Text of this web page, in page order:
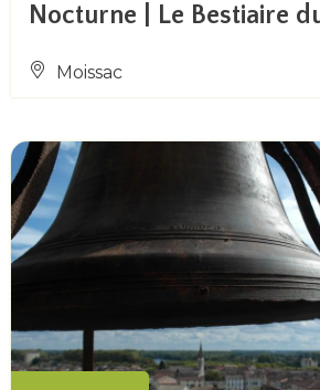
Nocturne | Le Bestiaire
Moissac